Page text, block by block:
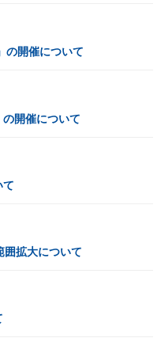
の開催について
の開催について
て
囲拡大について